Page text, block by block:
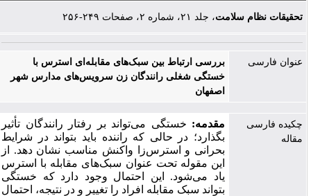
تحقیقات نظام سلامت، جلد ۲۱، شماره ۲، صفحات ۲۴۹-۲۵۶
عنوان فارسی
بررسی ارتباط بین سبک‌های مقابله‌ای استرس با
خستگی شغلی رانندگان زن سرویس‌های مدارس شهر
اصفهان
چکیده فارسی
مقاله
مقدمه:خستگی می‌تواند بر رفتار رانندگان تأثیر
بگذارد؛ در حالی که راننده باید بتواند در شرایط
بحرانی و استرس‌زا واکنش مناسب نشان دهد. از
این مقوله تحت عنوان سبک‌های مقابله با استرس
یاد می‌شود. این احتمال وجود دارد که خستگی
بتواند سبک مقابله افراد را تغییر و در نتیجه، احتمال